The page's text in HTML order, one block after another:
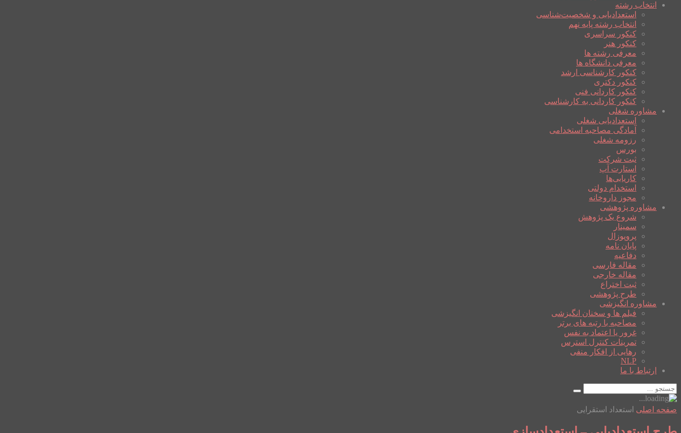
انتخاب رشته
استعدادیابی و شخصیت‌شناسی
انتخاب رشته پایه نهم
کنکور سراسری
کنکور هنر
معرفی رشته ها
معرفی دانشگاه ها
کنکور کارشناسی ارشد
کنکور دکتری
کنکور کاردانی فنی
کنکور کاردانی به کارشناسی
مشاوره شغلی
استعدادیابی شغلی
آمادگی مصاحبه استخدامی
رزومه شغلی
بورس
ثبت شرکت
استارت آپ
کاریابی‌ها
استخدام دولتی
مجوز داروخانه
مشاوره پژوهشی
شروع یک پژوهش
سمینار
پروپوزال
پایان نامه
دفاعیه
مقاله فارسی
مقاله خارجی
ثبت اختراع
طرح پژوهشی
مشاوره انگیزشی
فیلم ها و سخنان انگیزشی
مصاحبه با رتبه های برتر
غرور یا اعتماد به نفس
تمرینات کنترل استرس
رهایی از افکار منفی
NLP
ارتباط با ما
صفحه اصلی استعداد استقرایی